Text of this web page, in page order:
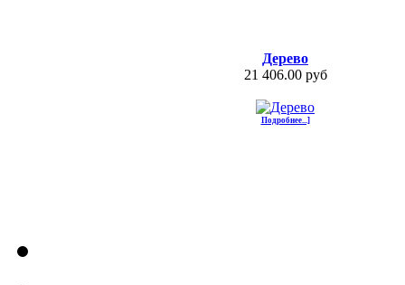
Дерево
21 406.00 руб
Подробнее...]